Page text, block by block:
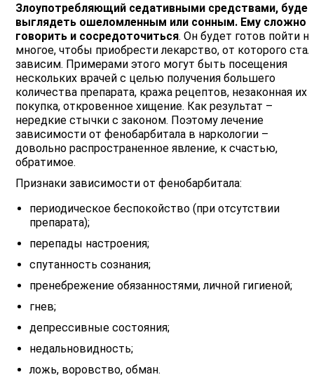
Злоупотребляющий седативными средствами, будет
выглядеть ошеломленным или сонным. Ему сложно
говорить и сосредоточиться. Он будет готов пойти на
многое, чтобы приобрести лекарство, от которого стал
зависим. Примерами этого могут быть посещения
нескольких врачей с целью получения большего
количества препарата, кража рецептов, незаконная их
покупка, откровенное хищение. Как результат –
нередкие стычки с законом. Поэтому лечение
зависимости от фенобарбитала в наркологии –
довольно распространенное явление, к счастью,
обратимое.
Признаки зависимости от фенобарбитала:
периодическое беспокойство (при отсутствии
препарата);
перепады настроения;
спутанность сознания;
пренебрежение обязанностями, личной гигиеной;
гнев;
депрессивные состояния;
недальновидность;
ложь, воровство, обман.